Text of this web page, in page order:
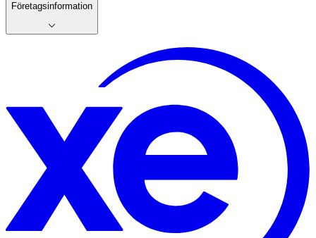
Företagsinformation